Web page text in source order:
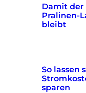
Damit der
Pralinen-
bleibt
So lassen
sparen